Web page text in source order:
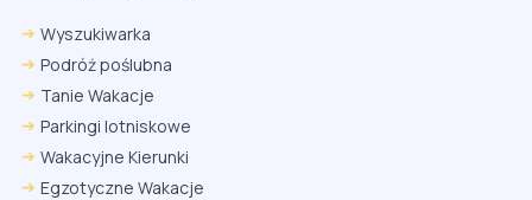
Wyszukiwarka
Podróż poślubna
Tanie Wakacje
Parkingi lotniskowe
Wakacyjne Kierunki
Egzotyczne Wakacje